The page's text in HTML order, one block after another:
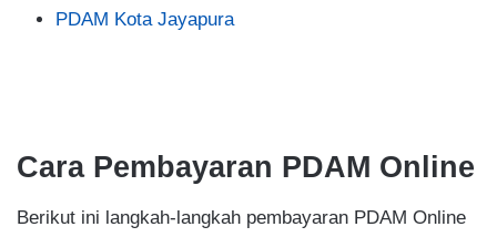
PDAM Kota Jayapura
Cara Pembayaran PDAM Online
Berikut ini langkah-langkah pembayaran PDAM Online